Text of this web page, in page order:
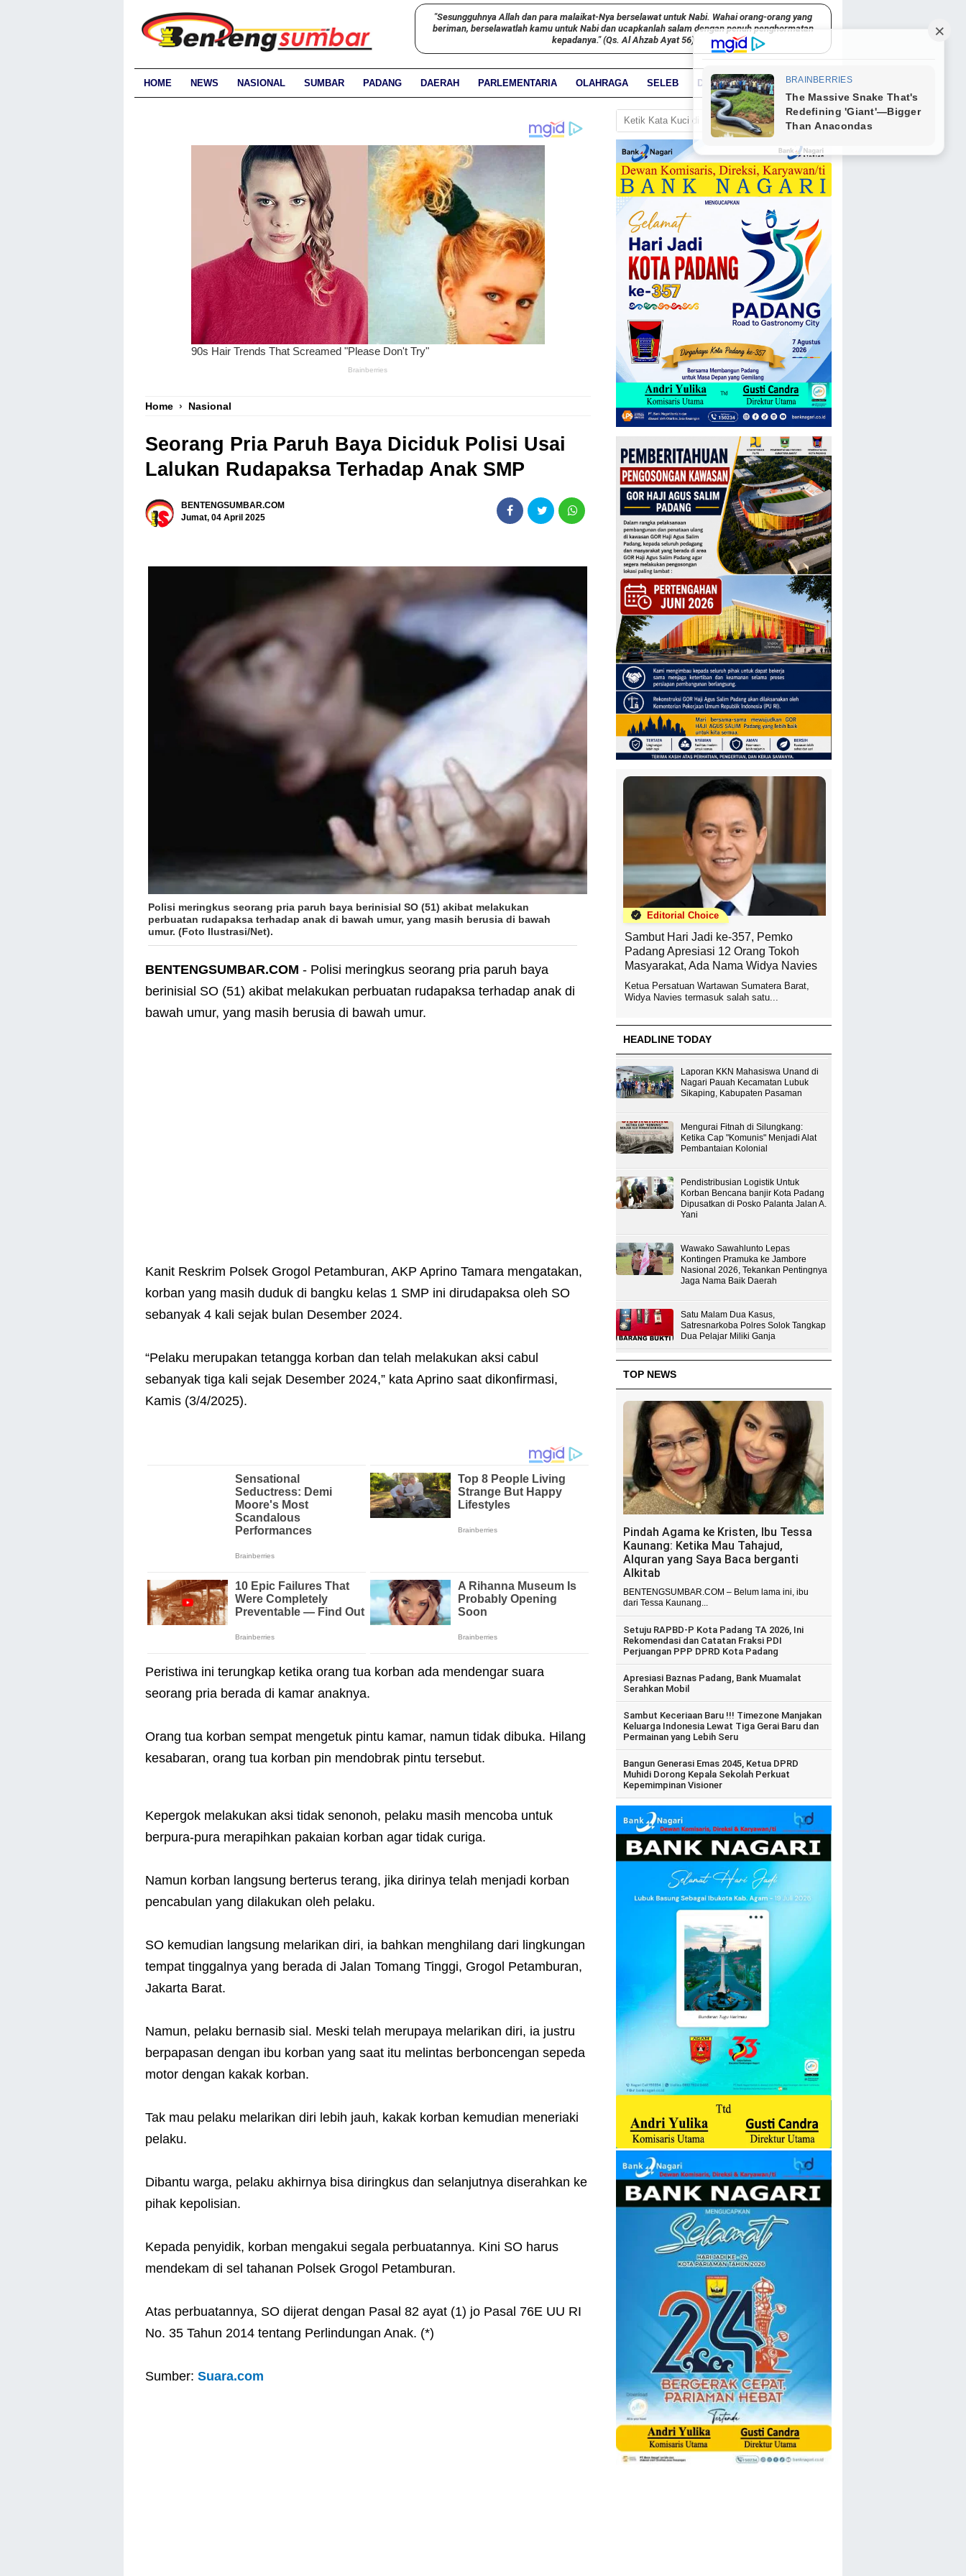
"Sesungguhnya Allah dan para malaikat-Nya berselawat untuk Nabi. Wahai orang-orang yang
beriman, berselawatlah kamu untuk Nabi dan ucapkanlah salam dengan penuh penghormatan
kepadanya." (Qs. Al Ahzab Ayat 56)
HOME NEWS NASIONAL SUMBAR PADANG DAERAH PARLEMENTARIA OLAHRAGA SELEB DUNIA PARIWARA
Home › Nasional
Seorang Pria Paruh Baya Diciduk Polisi Usai
Lalukan Rudapaksa Terhadap Anak SMP
BENTENGSUMBAR.COM
Jumat, 04 April 2025
Polisi meringkus seorang pria paruh baya berinisial SO (51) akibat melakukan
perbuatan rudapaksa terhadap anak di bawah umur, yang masih berusia di bawah
umur. (Foto Ilustrasi/Net).
BENTENGSUMBAR.COM - Polisi meringkus seorang pria paruh baya
berinisial SO (51) akibat melakukan perbuatan rudapaksa terhadap anak di
bawah umur, yang masih berusia di bawah umur.
Kanit Reskrim Polsek Grogol Petamburan, AKP Aprino Tamara mengatakan,
korban yang masih duduk di bangku kelas 1 SMP ini dirudapaksa oleh SO
sebanyak 4 kali sejak bulan Desember 2024.
“Pelaku merupakan tetangga korban dan telah melakukan aksi cabul
sebanyak tiga kali sejak Desember 2024,” kata Aprino saat dikonfirmasi,
Kamis (3/4/2025).
Peristiwa ini terungkap ketika orang tua korban ada mendengar suara
seorang pria berada di kamar anaknya.
Orang tua korban sempat mengetuk pintu kamar, namun tidak dibuka. Hilang
kesabaran, orang tua korban pin mendobrak pintu tersebut.
Kepergok melakukan aksi tidak senonoh, pelaku masih mencoba untuk
berpura-pura merapihkan pakaian korban agar tidak curiga.
Namun korban langsung berterus terang, jika dirinya telah menjadi korban
pencabulan yang dilakukan oleh pelaku.
SO kemudian langsung melarikan diri, ia bahkan menghilang dari lingkungan
tempat tinggalnya yang berada di Jalan Tomang Tinggi, Grogol Petamburan,
Jakarta Barat.
Namun, pelaku bernasib sial. Meski telah merupaya melarikan diri, ia justru
berpapasan dengan ibu korban yang saat itu melintas berboncengan sepeda
motor dengan kakak korban.
Tak mau pelaku melarikan diri lebih jauh, kakak korban kemudian meneriaki
pelaku.
Dibantu warga, pelaku akhirnya bisa diringkus dan selanjutnya diserahkan ke
pihak kepolisian.
Kepada penyidik, korban mengakui segala perbuatannya. Kini SO harus
mendekam di sel tahanan Polsek Grogol Petamburan.
Atas perbuatannya, SO dijerat dengan Pasal 82 ayat (1) jo Pasal 76E UU RI
No. 35 Tahun 2014 tentang Perlindungan Anak. (*)
Sumber: Suara.com
GO
Editorial Choice
Sambut Hari Jadi ke-357, Pemko
Padang Apresiasi 12 Orang Tokoh
Masyarakat, Ada Nama Widya Navies
Ketua Persatuan Wartawan Sumatera Barat,
Widya Navies termasuk salah satu...
HEADLINE TODAY
Laporan KKN Mahasiswa Unand di
Nagari Pauah Kecamatan Lubuk
Sikaping, Kabupaten Pasaman
Mengurai Fitnah di Silungkang:
Ketika Cap "Komunis" Menjadi Alat
Pembantaian Kolonial
Pendistribusian Logistik Untuk
Korban Bencana banjir Kota Padang
Dipusatkan di Posko Palanta Jalan A.
Yani
Wawako Sawahlunto Lepas
Kontingen Pramuka ke Jambore
Nasional 2026, Tekankan Pentingnya
Jaga Nama Baik Daerah
Satu Malam Dua Kasus,
Satresnarkoba Polres Solok Tangkap
Dua Pelajar Miliki Ganja
TOP NEWS
Pindah Agama ke Kristen, Ibu Tessa
Kaunang: Ketika Mau Tahajud,
Alquran yang Saya Baca berganti
Alkitab
BENTENGSUMBAR.COM – Belum lama ini, ibu
dari Tessa Kaunang...
Setuju RAPBD-P Kota Padang TA 2026, Ini
Rekomendasi dan Catatan Fraksi PDI
Perjuangan PPP DPRD Kota Padang
Apresiasi Baznas Padang, Bank Muamalat
Serahkan Mobil
Sambut Keceriaan Baru !!! Timezone Manjakan
Keluarga Indonesia Lewat Tiga Gerai Baru dan
Permainan yang Lebih Seru
Bangun Generasi Emas 2045, Ketua DPRD
Muhidi Dorong Kepala Sekolah Perkuat
Kepemimpinan Visioner